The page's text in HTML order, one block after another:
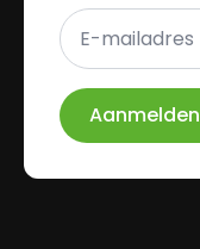
E-
mailadres
*
Aanmelden